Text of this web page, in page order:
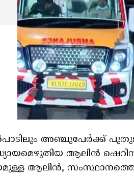
അഞ്ചുപേർക്ക്
ആലിൻ
ആലിൻ,